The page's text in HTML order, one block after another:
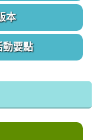
本
動要點